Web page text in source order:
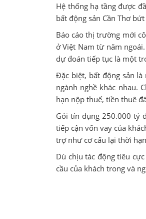
Hệ thống hạ tầng được
bất động sản Cần Thơ
Báo cáo thị trường mới
ở Việt Nam từ năm
dự đoán tiếp tục là một
Đặc biệt, bất động sản
ngành nghề khác nhau.
hạn nộp thuế, tiền thuê
Gói tín dụng 250.000 tỷ
tiếp cận vốn vay của
trợ như cơ cấu lại thời
Dù chịu tác động tiêu
cầu của khách trong và